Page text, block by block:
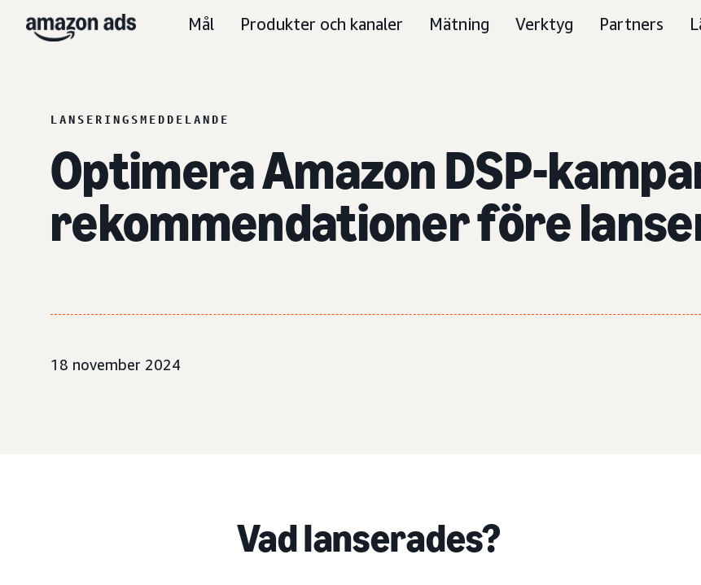
Mål Produkter och kanaler Mätning Verktyg Partners
LANSERINGSMEDDELANDE
Optimera Amazon DSP-
rekommendationer före
18 november 2024
Vad lanserades?